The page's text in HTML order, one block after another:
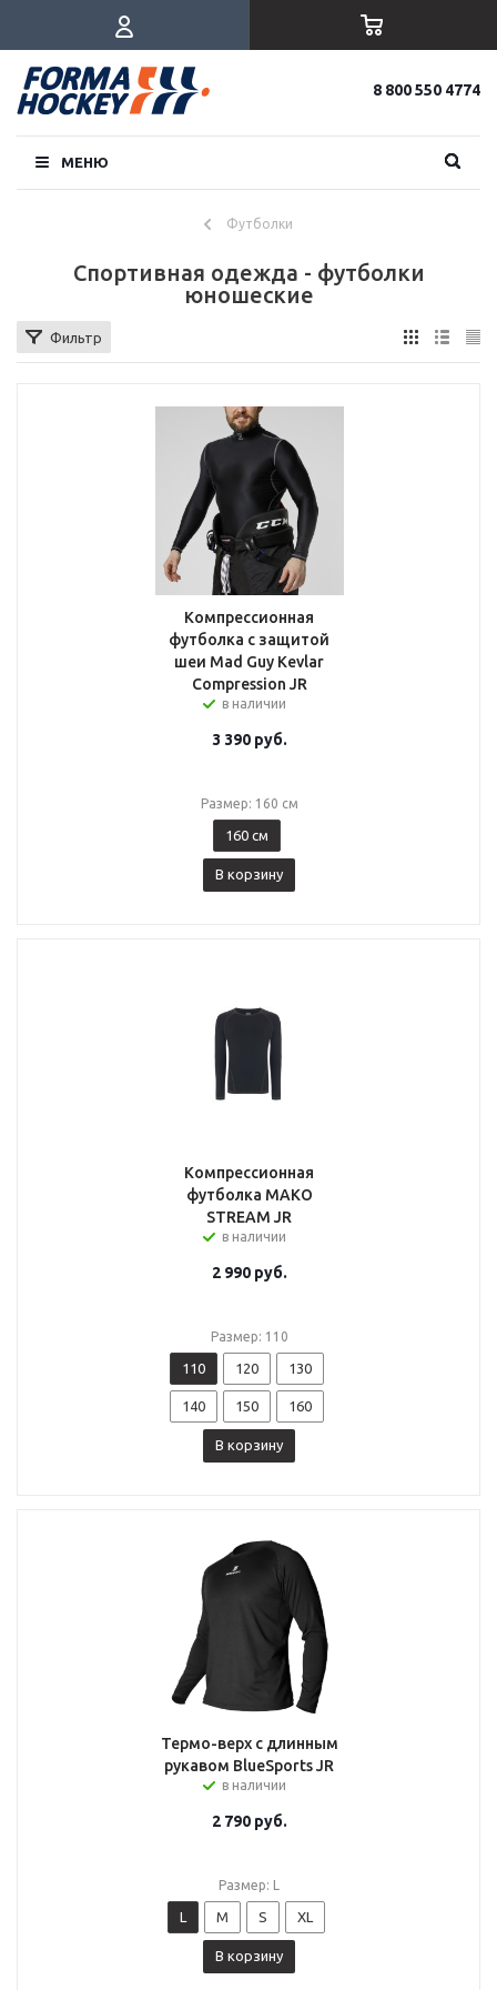
8 800 550 4774
МЕНЮ
Футболки
Спортивная одежда - футболки
юношеские
Фильтр
Компрессионная
футболка с защитой
шеи Mad Guy Kevlar
Compression JR
в наличии
3 390руб.
Размер: 160 см
160 см
В корзину
Компрессионная
футболка MAKO
STREAM JR
в наличии
2 990руб.
Размер: 110
110 120 130
140 150 160
В корзину
Термо-верх с длинным
рукавом BlueSports JR
в наличии
2 790руб.
Размер: L
L M S XL
В корзину